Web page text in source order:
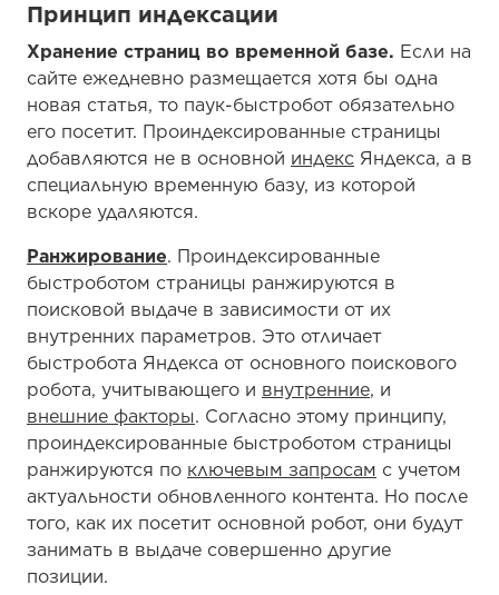
Принцип индексации
Хранение страниц во временной базе. Если на
сайте ежедневно размещается хотя бы одна
новая статья, то паук-быстробот обязательно
его посетит. Проиндексированные страницы
добавляются не в основной индекс Яндекса, а в
специальную временную базу, из которой
вскоре удаляются.
Ранжирование. Проиндексированные
быстроботом страницы ранжируются в
поисковой выдаче в зависимости от их
внутренних параметров. Это отличает
быстробота Яндекса от основного поискового
робота, учитывающего и внутренние, и
внешние факторы. Согласно этому принципу,
проиндексированные быстроботом страницы
ранжируются по ключевым запросам с учетом
актуальности обновленного контента. Но после
того, как их посетит основной робот, они будут
занимать в выдаче совершенно другие
позиции.